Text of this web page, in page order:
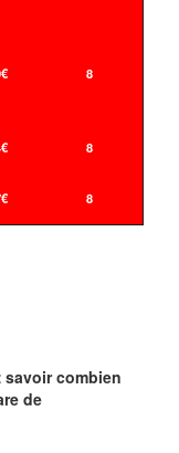
8
8
8
savoircombien
de